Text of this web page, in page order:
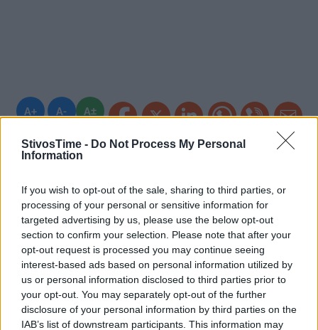
StivosTime - Do Not Process My Personal
Information
If you wish to opt-out of the sale, sharing to third parties, or
processing of your personal or sensitive information for
targeted advertising by us, please use the below opt-out
section to confirm your selection. Please note that after your
opt-out request is processed you may continue seeing
interest-based ads based on personal information utilized by
us or personal information disclosed to third parties prior to
your opt-out. You may separately opt-out of the further
disclosure of your personal information by third parties on the
IAB’s list of downstream participants. This information may
A+ A- A±
Εγγραφείτε στο Stivostime των